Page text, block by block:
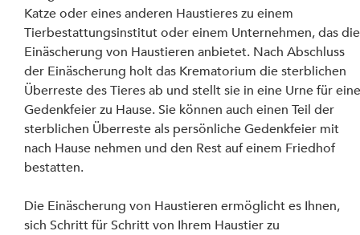
Katze oder eines anderen Haustieres zu einem
Tierbestattungsinstitut oder einem Unternehmen, das
Einäscherung von Haustieren anbietet. Nach Abschluss
der Einäscherung holt das Krematorium die sterblichen
Überreste des Tieres ab und stellt sie in eine Urne für
Gedenkfeier zu Hause. Sie können auch einen Teil der
sterblichen Überreste als persönliche Gedenkfeier mit
nach Hause nehmen und den Rest auf einem Friedhof
bestatten.
Die Einäscherung von Haustieren ermöglicht es Ihnen,
sich Schritt für Schritt von Ihrem Haustier zu